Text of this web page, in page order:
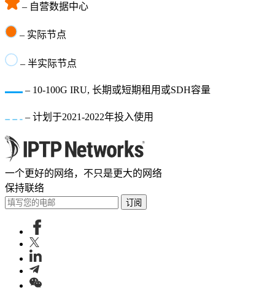
– 自营数据中心
– 实际节点
– 半实际节点
– 10-100G IRU, 长期或短期租用或SDH容量
– 计划于2021-2022年投入使用
一个更好的网络，不只是更大的网络
保持联络
订阅